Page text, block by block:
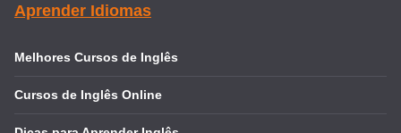
Aprender Idiomas
Melhores Cursos de Inglês
Cursos de Inglês Online